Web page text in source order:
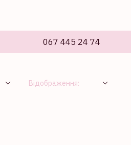
067 445 24 74
Відображення: